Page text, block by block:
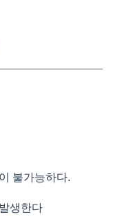
불가능하다.
생한다